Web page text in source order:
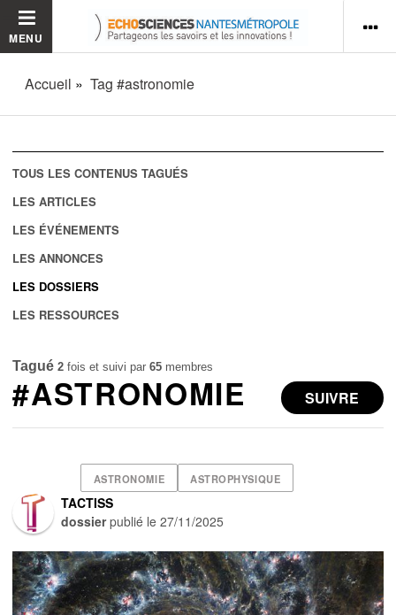
MENU
Accueil Tag #astronomie
TOUS LES CONTENUS TAGUÉS
LES ARTICLES
LES ÉVÉNEMENTS
LES ANNONCES
LES DOSSIERS
LES RESSOURCES
Tagué 2 fois et suivi par65 membres
SUIVRE
#ASTRONOMIE
ASTRONOMIE ASTROPHYSIQUE
TACTISS
dossierpublié le27/11/2025